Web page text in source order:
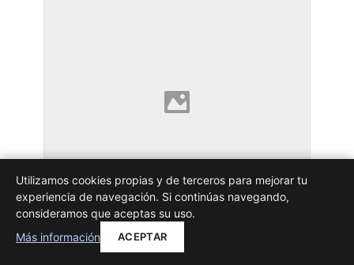
Utilizamos cookies propias y de terceros para mejorar tu
experiencia de navegación. Si continúas navegando,
consideramos que aceptas su uso.
Más información
ACEPTAR